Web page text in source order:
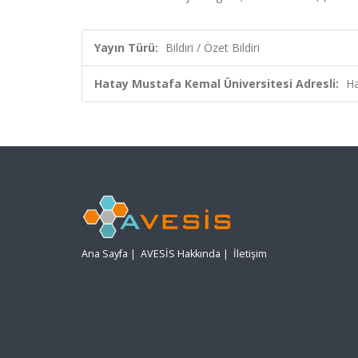
Yayın Türü: Bildiri / Özet Bildiri
Hatay Mustafa Kemal Üniversitesi Adresli:
Ana Sayfa | AVESİS Hakkında | İletişim